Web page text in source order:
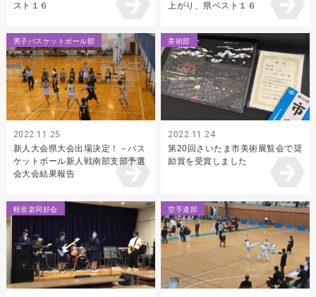
スト１６
上がり、県ベスト１６
男子バスケットボール部
2022.11.25
新人大会県大会出場決定！－バス
ケットボール新人戦南部支部予選
会大会結果報告
美術部
2022.11.24
第20回さいたま市美術展覧会で奨
励賞を受賞しました
軽音楽同好会 空手道部